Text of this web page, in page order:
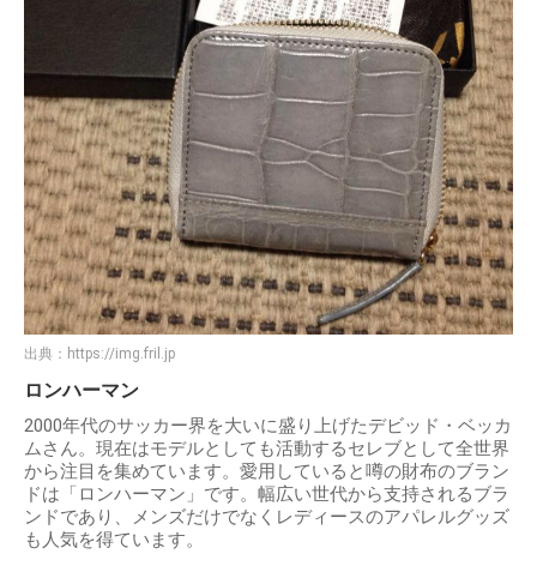
出典： https://img.fril.jp
ロンハーマン
2000年代のサッカー界を大いに盛り上げたデビッド・ベッカ
ムさん。現在はモデルとしても活動するセレブとして全世界
から注目を集めています。愛用していると噂の財布のブラン
ドは「ロンハーマン」です。幅広い世代から支持されるブラ
ンドであり、メンズだけでなくレディースのアパレルグッズ
も人気を得ています。